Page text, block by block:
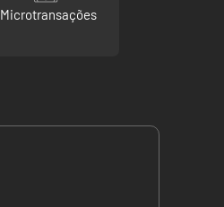
Microtransações